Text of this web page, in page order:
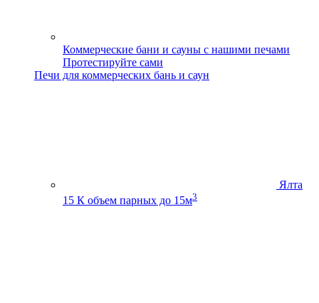
Коммерческие бани и сауны с нашими печами
Протестируйте сами
Печи для коммерческих бань и саун
Ялта
15 К объем парных до 15м3